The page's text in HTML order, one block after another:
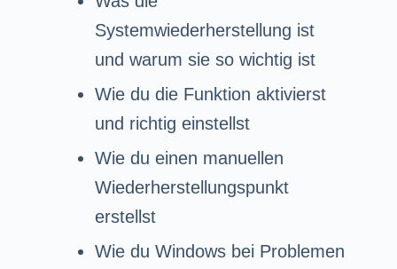
Systemwiederherstellung ist
und warum sie so wichtig ist
Wie du die Funktion aktivierst
und richtig einstellst
Wie du einen manuellen
Wiederherstellungspunkt
erstellst
Wie du Windows bei Problemen